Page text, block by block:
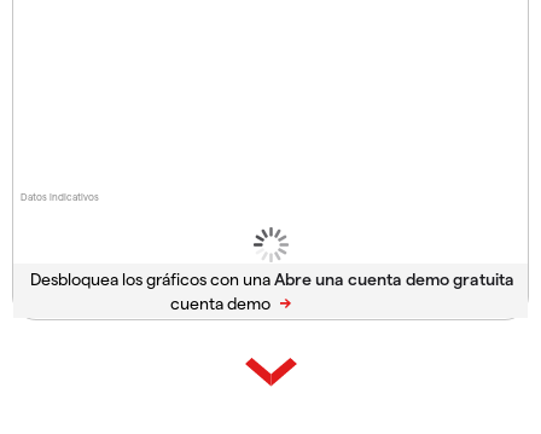
Datos indicativos
Desbloquea los gráficos con una
cuenta demo